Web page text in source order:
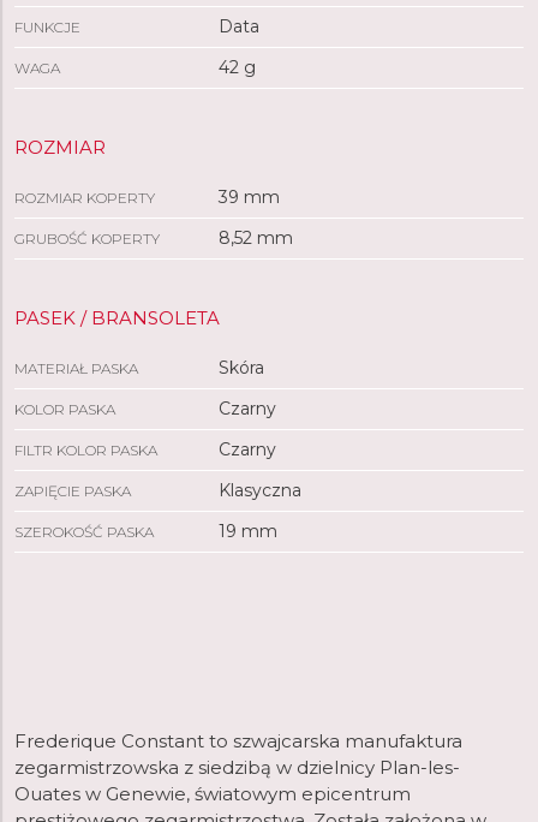
FUNKCJE Data
WAGA 42 g
ROZMIAR
ROZMIAR KOPERTY 39 mm
GRUBOŚĆ KOPERTY 8,52 mm
PASEK / BRANSOLETA
MATERIAŁ PASKA Skóra
KOLOR PASKA Czarny
FILTR KOLOR PASKA Czarny
ZAPIĘCIE PASKA Klasyczna
SZEROKOŚĆ PASKA 19 mm
Frederique Constant to szwajcarska manufaktura
zegarmistrzowska z siedzibą w dzielnicy Plan-les-
Ouates w Genewie, światowym epicentrum